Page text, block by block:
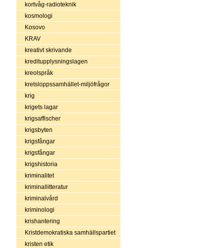
kortvåg-radioteknik
kosmologi
Kosovo
KRAV
kreativt skrivande
kreditupplysningslagen
kreolspråk
kretsloppssamhället-miljöfrågor
krig
krigets lagar
krigsaffischer
krigsbyten
krigsfångar
krigsfångar
krigshistoria
kriminalitet
kriminallitteratur
kriminalvård
kriminologi
krishantering
Kristdemokratiska samhällspartiet
kristen etik